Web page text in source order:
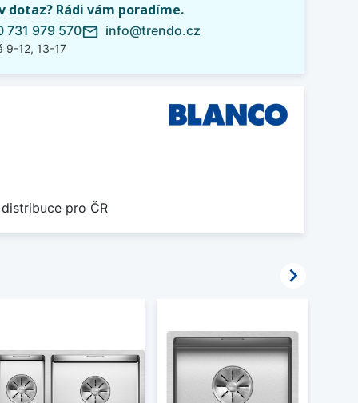
dotaz? Rádi vám poradíme.
731 979 570
9-12, 13-17
mail_outline info@trendo.cz
pro ČR
